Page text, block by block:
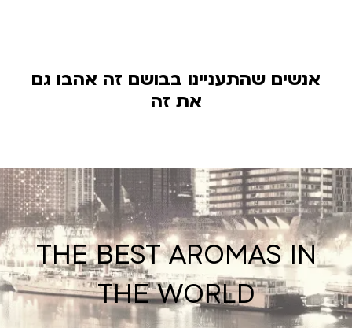
אנשים שהתעניינו בבושם זה אהבו גם
את זה
THE BEST AROMAS IN
THE WORLD